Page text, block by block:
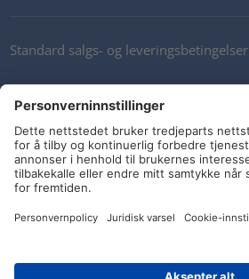
Standard salgs- og leveringsbetingelser
Nyhetsbrev
Sosiale medier